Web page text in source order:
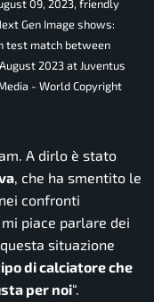
09, 2023, friendly
Gen Image shows:
test match between
2023 at Juventus
- World Copyright
A dirlo è stato
, che ha smentito le
confronti
mi piace parlare dei
situazione
di calciatore che
per noi“.